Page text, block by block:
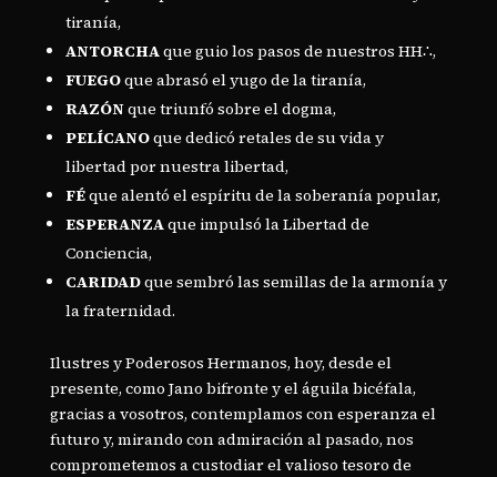
tiranía,
ANTORCHAque guio los pasos de nuestros HH∴,
FUEGOque abrasó el yugo de la tiranía,
RAZÓNque triunfó sobre el dogma,
PELÍCANOque dedicó retales de su vida y
libertad por nuestra libertad,
FÉque alentó el espíritu de la soberanía popular,
ESPERANZAque impulsó la Libertad de
Conciencia,
CARIDADque sembró las semillas de la armonía y
la fraternidad.
Ilustres y Poderosos Hermanos, hoy, desde el
presente, como Jano bifronte y el águila bicéfala,
gracias a vosotros, contemplamos con esperanza el
futuro y, mirando con admiración al pasado, nos
comprometemos a custodiar el valioso tesoro de